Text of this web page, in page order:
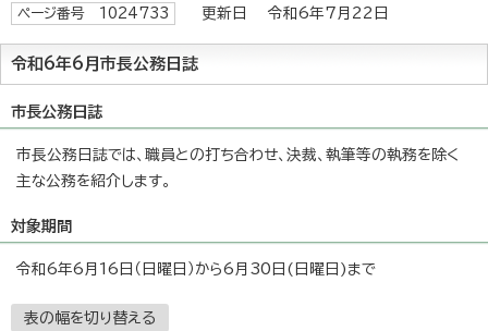
ページ番号 1024733 更新日 令和6年7月22日
令和6年6月市長公務日誌
市長公務日誌
市長公務日誌では、職員との打ち合わせ、決裁、執筆等の執務を除く
主な公務を紹介します。
対象期間
令和6年6月16日（日曜日）から6月30日(日曜日)まで
表の幅を切り替える